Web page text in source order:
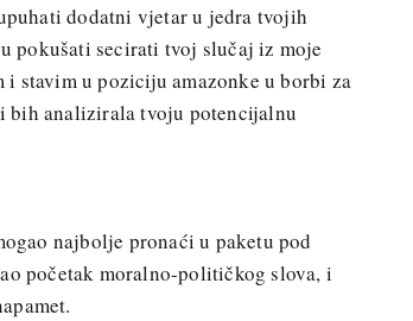
dodatni vjetar u jedra tvojih
pokušati secirati tvoj slučaj iz moje
stavim u poziciju amazonke u borbi za
bih analizirala tvoju potencijalnu
najbolje pronaći u paketu pod
početak moralno-političkog slova, i